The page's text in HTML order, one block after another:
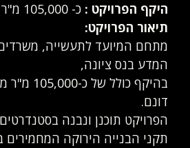
היקף הפרויקט :כ- 105,000 מ"ר
תיאור הפרויקט:
מתחם המיועד לתעשייה,
המדע בנס ציונה,
דונם.
הפרויקט תוכנן ונבנה
תקני הבנייה הירוקה